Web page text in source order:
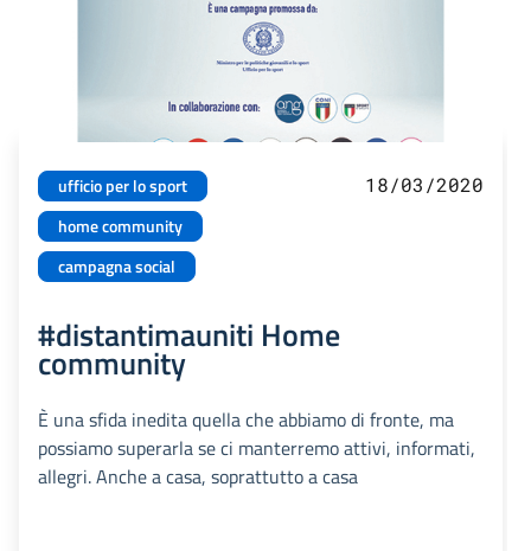
ufficio per lo sport
home community
campagna social
18/03/2020
#distantimauniti Home
community
È una sfida inedita quella che abbiamo di fronte, ma
possiamo superarla se ci manterremo attivi, informati,
allegri. Anche a casa, soprattutto a casa